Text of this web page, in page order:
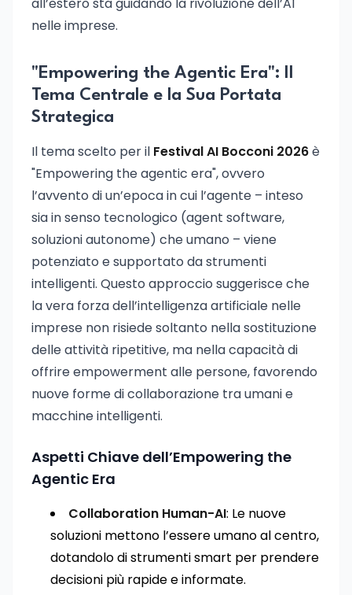
nelle imprese.
"Empowering the Agentic Era": Il
Tema Centrale e la Sua Portata
Strategica
Il tema scelto per il Festival AI Bocconi 2026è
"Empowering the agentic era", ovvero
l’avvento di un’epoca in cui l’agente – inteso
sia in senso tecnologico (agent software,
soluzioni autonome) che umano – viene
potenziato e supportato da strumenti
intelligenti. Questo approccio suggerisce che
la vera forza dell’intelligenza artificiale nelle
imprese non risiede soltanto nella sostituzione
delle attività ripetitive, ma nella capacità di
offrire empowerment alle persone, favorendo
nuove forme di collaborazione tra umani e
macchine intelligenti.
Aspetti Chiave dell’Empowering the
Agentic Era
Collaboration Human-AI: Le nuove
soluzioni mettono l’essere umano al centro,
dotandolo di strumenti smart per prendere
decisioni più rapide e informate.